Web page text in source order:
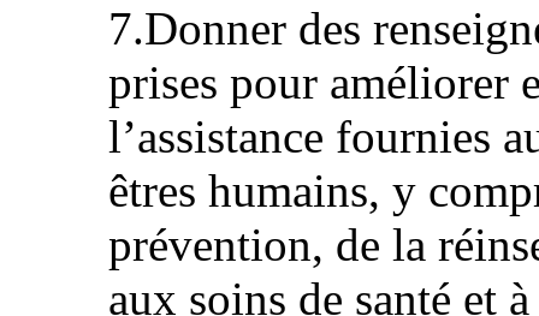
7.Donner des
prises pour améliorer
l’assistance fournies
êtres humains, y
prévention, de la
aux soins de santé et